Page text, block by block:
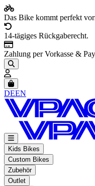
Das Bike kommt perfekt
14-tägiges Rückgaberecht.
Zahlung per Vorkasse &
Artikel im Warenkorb,
DEEN
Kids Bikes
Custom Bikes
Zubehör
Outlet